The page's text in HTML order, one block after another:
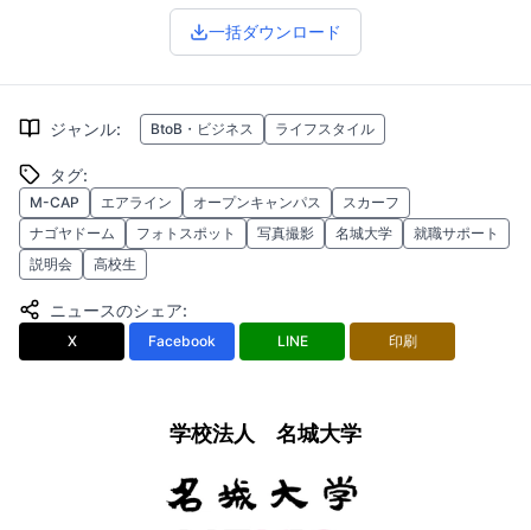
一括ダウンロード
ジャンル: BtoB・ビジネス ライフスタイル
タグ:
M-CAP エアライン オープンキャンパス
スカーフ
ナゴヤドーム
フォトスポット 写真撮影 名城大学
就職サポート
説明会
高校生
ニュースのシェア:
X Facebook LINE 印刷
学校法人 名城大学